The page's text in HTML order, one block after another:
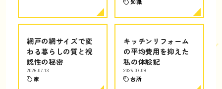
知識
網戸の網サイズで変
わる暮らしの質と視
認性の秘密
2026.07.13
家
キッチンリフォーム
の平均費用を抑えた
私の体験記
2026.07.09
台所